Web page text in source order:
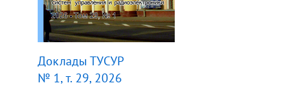
Доклады ТУСУР
№ 1, т. 29, 2026